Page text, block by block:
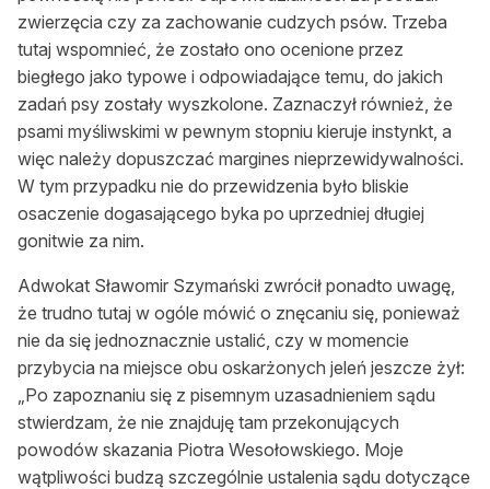
zwierzęcia czy za zachowanie cudzych psów. Trzeba
tutaj wspomnieć, że zostało ono ocenione przez
biegłego jako typowe i odpowiadające temu, do jakich
zadań psy zostały wyszkolone. Zaznaczył również, że
psami myśliwskimi w pewnym stopniu kieruje instynkt, a
więc należy dopuszczać margines nieprzewidywalności.
W tym przypadku nie do przewidzenia było bliskie
osaczenie dogasającego byka po uprzedniej długiej
gonitwie za nim.
Adwokat Sławomir Szymański zwrócił ponadto uwagę,
że trudno tutaj w ogóle mówić o znęcaniu się, ponieważ
nie da się jednoznacznie ustalić, czy w momencie
przybycia na miejsce obu oskarżonych jeleń jeszcze żył:
„Po zapoznaniu się z pisemnym uzasadnieniem sądu
stwierdzam, że nie znajduję tam przekonujących
powodów skazania Piotra Wesołowskiego. Moje
wątpliwości budzą szczególnie ustalenia sądu dotyczące